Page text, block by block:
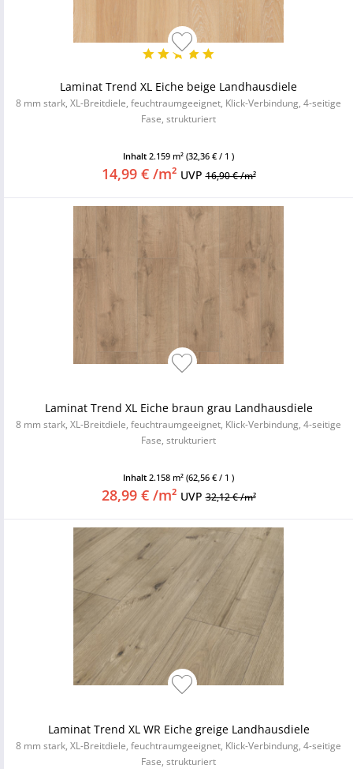
Laminat Trend XL Eiche beige Landhausdiele
8 mm stark, XL-Breitdiele, feuchtraumgeeignet, Klick-Verbindung, 4-seitige
Fase, strukturiert
Inhalt 2.159 m² (32,36 € / 1 )
14,99 € /m² UVP16,90 € /m²
Laminat Trend XL Eiche braun grau Landhausdiele
8 mm stark, XL-Breitdiele, feuchtraumgeeignet, Klick-Verbindung, 4-seitige
Fase, strukturiert
Inhalt 2.158 m² (62,56 € / 1 )
28,99 € /m² UVP32,12 € /m²
Laminat Trend XL WR Eiche greige Landhausdiele
8 mm stark, XL-Breitdiele, feuchtraumgeeignet, Klick-Verbindung, 4-seitige
Fase, strukturiert